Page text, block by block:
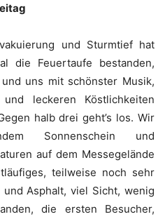
und Sturmtief hat
die Feuertaufe bestanden,
uns mit schönster Musik,
leckeren Köstlichkeiten
halb drei geht’s los. Wir
Sonnenschein und
auf dem Messegelände
teilweise noch sehr
Asphalt, viel Sicht, wenig
die ersten Besucher,